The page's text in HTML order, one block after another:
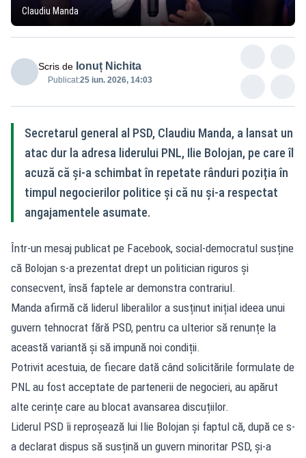
Claudiu Manda
Scris de Ionuț Nichita
Publicat:25 iun. 2026, 14:03
Secretarul general al PSD, Claudiu Manda, a lansat un
atac dur la adresa liderului PNL, Ilie Bolojan, pe care îl
acuză că și-a schimbat în repetate rânduri poziția în
timpul negocierilor politice și că nu și-a respectat
angajamentele asumate.
Într-un mesaj publicat pe Facebook, social-democratul susține
că Bolojan s-a prezentat drept un politician riguros și
consecvent, însă faptele ar demonstra contrariul.
Manda afirmă că liderul liberalilor a susținut inițial ideea unui
guvern tehnocrat fără PSD, pentru ca ulterior să renunțe la
această variantă și să impună noi condiții.
Potrivit acestuia, de fiecare dată când solicitările formulate de
PNL au fost acceptate de partenerii de negocieri, au apărut
alte cerințe care au blocat avansarea discuțiilor.
Liderul PSD îi reproșează lui Ilie Bolojan și faptul că, după ce s-
a declarat dispus să susțină un guvern minoritar PSD, și-a